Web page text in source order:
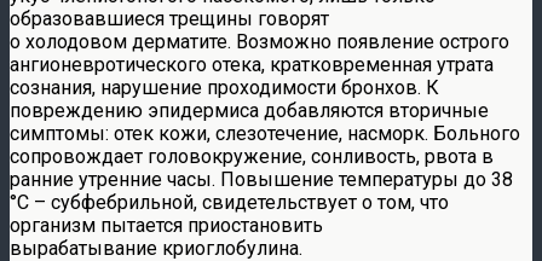
образовавшиеся трещины говорят
о холодовом дерматите. Возможно появление острого
ангионевротического отека, кратковременная утрата
сознания, нарушение проходимости бронхов. К
повреждению эпидермиса добавляются вторичные
симптомы: отек кожи, слезотечение, насморк. Больного
сопровождает головокружение, сонливость, рвота в
ранние утренние часы. Повышение температуры до 38
°C – субфебрильной, свидетельствует о том, что
организм пытается приостановить
вырабатывание криоглобулина.